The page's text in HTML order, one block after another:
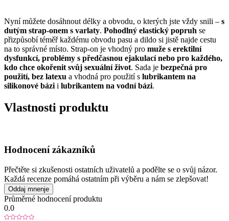
Nyní můžete dosáhnout délky a obvodu, o kterých jste vždy snili – s
dutým strap-onem s varlaty. Pohodlný elastický popruh se
přizpůsobí téměř každému obvodu pasu a dildo si jistě najde cestu
na to správné místo. Strap-on je vhodný pro muže s erektilní
dysfunkcí, problémy s předčasnou ejakulací nebo pro každého,
kdo chce okořenit svůj sexuální život. Sada je bezpečná pro
použití, bez latexu a vhodná pro použití s lubrikantem na
silikonové bázi i lubrikantem na vodní bázi.
Vlastnosti produktu
Hodnocení zákazníků
Přečtěte si zkušenosti ostatních uživatelů a podělte se o svůj názor.
Každá recenze pomáhá ostatním při výběru a nám se zlepšovat!
Oddaj mnenje
Průměrné hodnocení produktu
0.0